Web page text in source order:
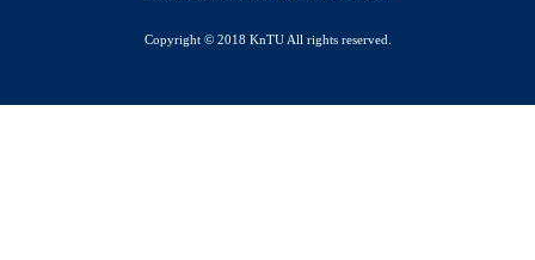
Copyright © 2018 KnTU All rights reserved.